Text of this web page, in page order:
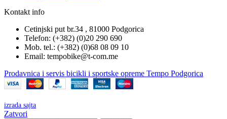
Kontakt info
Cetinjski put br.34 , 81000 Podgorica
Telefon: (+382) (0)20 290 690
Mob. tel.: (+382) (0)68 08 09 10
Email: tempobike@t-com.me
Prodavnica i servis bicikli i sportske opreme Tempo Podgorica
izrada sajta
Zatvori